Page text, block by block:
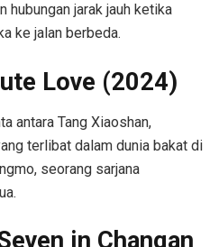
hubungan jarak jauh ketika
ke jalan berbeda.
Love (2024)
antara Tang Xiaoshan,
terlibat dalam dunia bakat di
seorang sarjana
in Changan